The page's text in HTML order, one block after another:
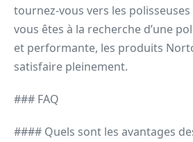
tournez-vous vers les polisseuses
vous êtes à la recherche d’une
et performante, les produits
satisfaire pleinement.
### FAQ
#### Quels sont les avantages